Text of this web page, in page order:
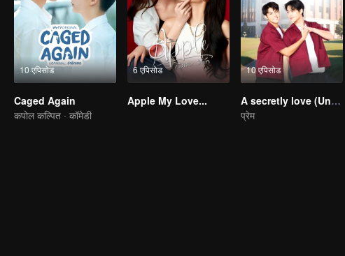
10 एपिसोड
Caged Again
कपोल कल्पित · कॉमेडी
6 एपिसोड
Apple My Love...
10 एपिसोड
A secretly love (Uncut Ver.)
प्रेम